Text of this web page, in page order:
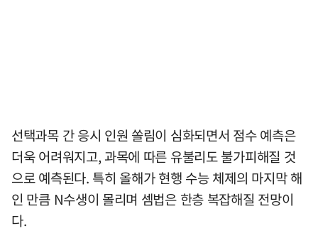
선택과목 간 응시 인원 쏠림이 심화되면서 점수 예측은
더욱 어려워지고, 과목에 따른 유불리도 불가피해질 것
으로 예측된다. 특히 올해가 현행 수능 체제의 마지막 해
인 만큼 N수생이 몰리며 셈법은 한층 복잡해질 전망이
다.